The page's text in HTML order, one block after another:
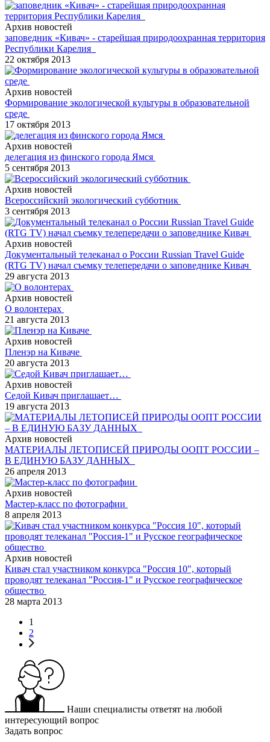
Архив новостей
заповедник «Кивач» - старейшая природоохранная территория
Республики Карелия
22 октября 2013
Архив новостей
Формирование экологической культуры в образовательной
среде
17 октября 2013
Архив новостей
делегация из финского города Ямся
5 сентября 2013
Архив новостей
Всероссийский экологический субботник
3 сентября 2013
Архив новостей
Документальный телеканал о России Russian Travel Guide
(RTG TV) начал съемку телепередачи о заповеднике Кивач
29 августа 2013
Архив новостей
О волонтерах
21 августа 2013
Архив новостей
Пленэр на Киваче
20 августа 2013
Архив новостей
Седой Кивач приглашает…
19 августа 2013
Архив новостей
МАТЕРИАЛЫ ЛЕТОПИСЕЙ ПРИРОДЫ ООПТ РОССИИ –
В ЕДИНУЮ БАЗУ ДАННЫХ
26 апреля 2013
Архив новостей
Мастер-класс по фотографии
8 апреля 2013
Архив новостей
Кивач стал участником конкурса "Россия 10", который
проводят телеканал "Россия-1" и Русское географическое
общество
28 марта 2013
1
2
Наши специалисты ответят на любой
интересующий вопрос
Задать вопрос